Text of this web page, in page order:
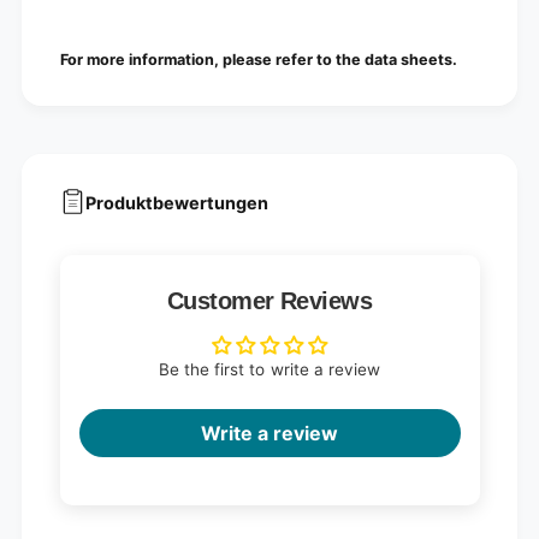
For more information, please refer to the data sheets.
Produktbewertungen
Customer Reviews
Be the first to write a review
Write a review